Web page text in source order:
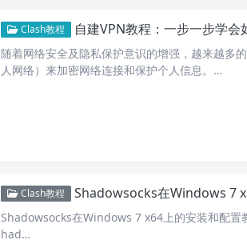
Clash教程 自建VPN教程：一步一步学会
随着网络安全及隐私保护意识的增强，越来越多
人网络）来加密网络连接和保护个人信息。…
Clash教程 Shadowsocks在Windows 7
Shadowsocks在Windows 7 x64上的安装和配置
had…